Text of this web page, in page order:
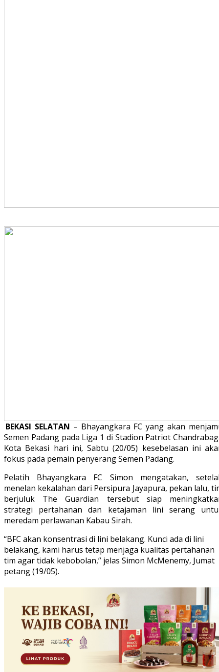
BEKASI SELATAN – Bhayangkara FC yang akan
Semen Padang pada Liga 1 di Stadion Patriot
Kota Bekasi hari ini, Sabtu (20/05) kesebelasan ini
fokus pada pemain penyerang Semen Padang.
Pelatih Bhayangkara FC Simon mengatakan,
menelan kekalahan dari Persipura Jayapura, pekan lalu,
berjuluk The Guardian tersebut siap
strategi pertahanan dan ketajaman lini serang
meredam perlawanan Kabau Sirah.
“BFC akan konsentrasi di lini belakang. Kunci ada di lini
belakang, kami harus tetap menjaga kualitas pertahanan
tim agar tidak kebobolan,” jelas Simon McMenemy, Jumat
petang (19/05).